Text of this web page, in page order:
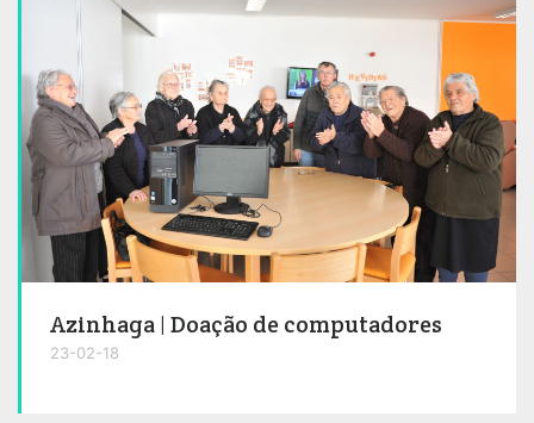
Azinhaga | Doação de computadores
23-02-18